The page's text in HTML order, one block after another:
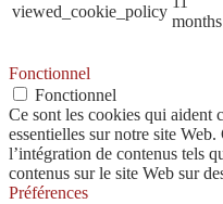
viewed_cookie_policy
months
Fonctionnel
Fonctionnel
Ce sont les cookies qui aident
essentielles sur notre site
l’intégration de contenus tels
contenus sur le site Web sur
Préférences